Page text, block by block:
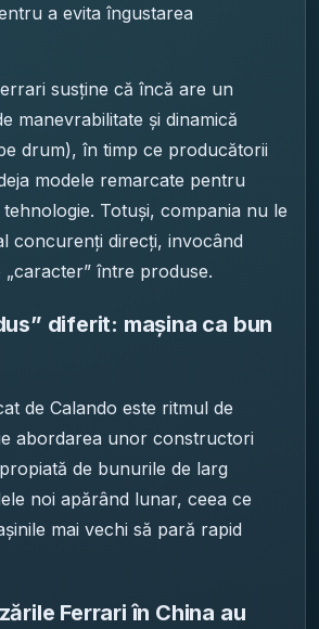
a evita îngustarea
susține că încă are un
manevrabilitate și dinamică
drum), în timp ce producătorii
modele remarcate pentru
Totuși, compania nu le
concurenți direcți, invocând
între produse.
diferit: mașina ca bun
de Calando este ritmul de
abordarea unor constructori
de bunurile de larg
noi apărând lunar, ceea ce
mai vechi să pară rapid
Ferrari în China au